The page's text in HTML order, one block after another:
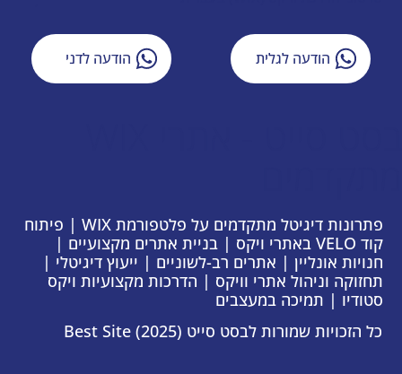
הודעה לגלית הודעה לדני
פתרונות דיגיטל מתקדמים על פלטפורמת WIX | פיתוח
קוד VELO באתרי ויקס | בניית אתרים מקצועיים |
חנויות אונליין | אתרים רב-לשוניים | ייעוץ דיגיטלי |
תחזוקה וניהול אתרי וויקס | הדרכות מקצועיות ויקס
סטודיו | תמיכה במעצבים
כל הזכויות שמורות לבסט סייט Best Site (2025)